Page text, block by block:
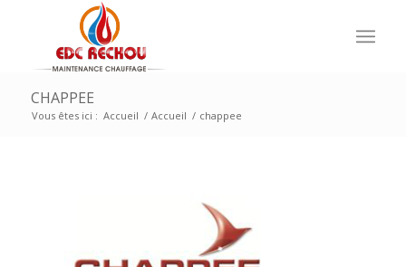
CHAPPEE
Vous êtes ici : Accueil / Accueil / chappee